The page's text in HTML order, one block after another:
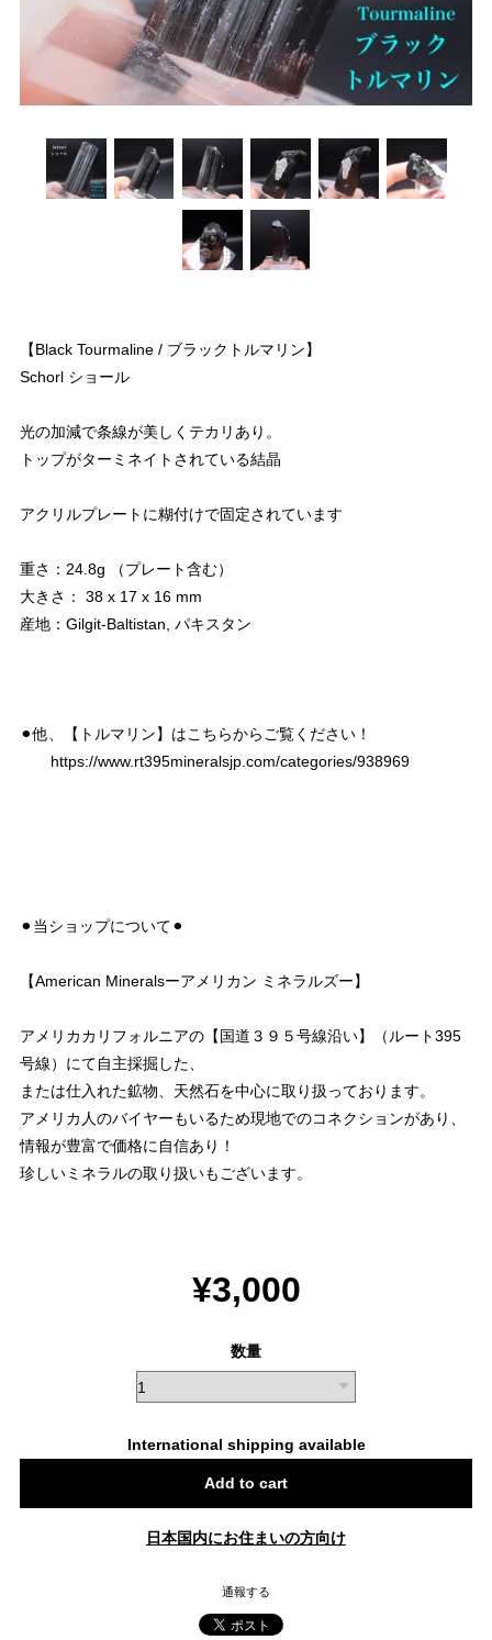
【Black Tourmaline / ブラックトルマリン】
Schorl ショール
光の加減で条線が美しくテカリあり。
トップがターミネイトされている結晶
アクリルプレートに糊付けで固定されています
重さ：24.8g （プレート含む）
大きさ： 38 x 17 x 16 mm
産地：Gilgit-Baltistan, パキスタン
⚫︎他、【トルマリン】はこちらからご覧ください！
https://www.rt395mineralsjp.com/categories/938969
⚫︎当ショップについて⚫︎
【American Mineralsーアメリカン ミネラルズー】
アメリカカリフォルニアの【国道３９５号線沿い】（ルート395
号線）にて自主採掘した、
または仕入れた鉱物、天然石を中心に取り扱っております。
アメリカ人のバイヤーもいるため現地でのコネクションがあり、
情報が豊富で価格に自信あり！
珍しいミネラルの取り扱いもございます。
¥3,000
数量
International shipping available
Add to cart
日本国内にお住まいの方向け
通報する